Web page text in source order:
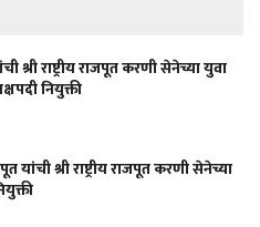
श्री राष्ट्रीय राजपूत करणी सेनेच्या युवा
नियुक्ती
यांची श्री राष्ट्रीय राजपूत करणी सेनेच्या